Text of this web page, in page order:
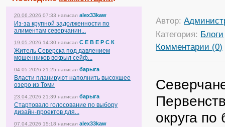
20.06.2026 07:33 написал alex33kaw
Из-за крупной задолженности по
алиментам северчанин...
19.05.2026 14:30 написал С Е В Е Р С К
Житель Северска под давлением
мошенников вскрыл сейф...
04.05.2026 21:25 написал барыга
Власти планируют наполнить высохшее
озеро из Томи
23.04.2026 21:39 написал барыга
Стартовало голосование по выбору
дизайн-проектов для...
07.04.2026 15:18 написал alex33kaw
Автор:
Категория: Блоги
Комментарии (0)
округа по